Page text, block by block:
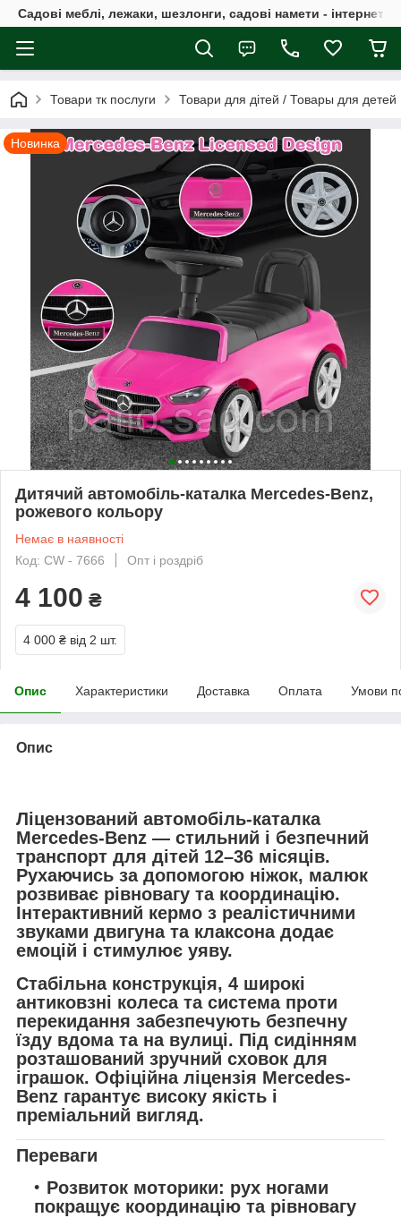
Садові меблі, лежаки, шезлонги, садові намети - інтернет-
Товари тк послуги Товари для дітей / Товары для детей
Новинка
Дитячий автомобіль-каталка Mercedes-Benz,
рожевого кольору
Немає в наявності
Код: CW - 7666
Опт і роздріб
4 100 ₴
4 000 ₴ від 2 шт.
Опис Характеристики Доставка Оплата Умови
Опис
Ліцензований автомобіль-каталка
Mercedes-Benz — стильний і безпечний
транспорт для дітей 12–36 місяців.
Рухаючись за допомогою ніжок, малюк
розвиває рівновагу та координацію.
Інтерактивний кермо з реалістичними
звуками двигуна та клаксона додає
емоцій і стимулює уяву.
Стабільна конструкція, 4 широкі
антиковзні колеса та система проти
перекидання забезпечують безпечну
їзду вдома та на вулиці. Під сидінням
розташований зручний сховок для
іграшок. Офіційна ліцензія Mercedes-
Benz гарантує високу якість і
преміальний вигляд.
Переваги
Розвиток моторики: рух ногами
покращує координацію та рівновагу